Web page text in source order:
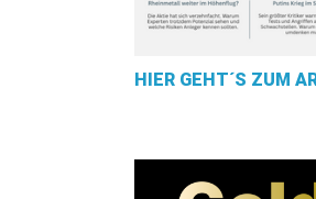
HIER GEHT´S ZUM